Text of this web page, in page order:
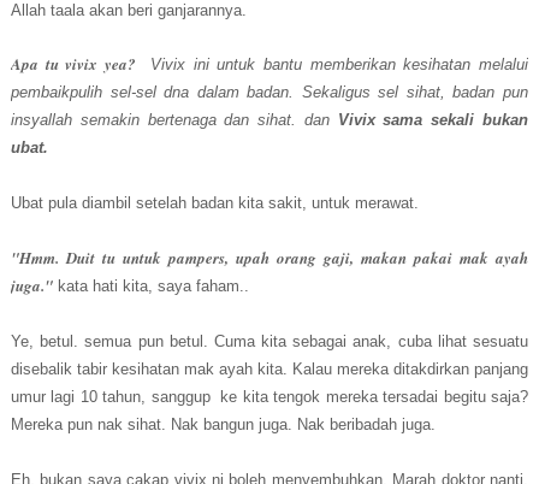
Allah taala akan beri ganjarannya.
Apa tu vivix yea?
Vivix ini untuk bantu memberikan kesihatan melalui
pembaikpulih sel-sel dna dalam badan. Sekaligus sel sihat, badan pun
insyallah semakin bertenaga dan sihat. dan Vivix sama sekali bukan
ubat.
Ubat pula diambil setelah badan kita sakit, untuk merawat.
"Hmm. Duit tu untuk pampers, upah orang gaji, makan pakai mak ayah
juga."kata hati kita, saya faham..
Ye, betul. semua pun betul. Cuma kita sebagai anak, cuba lihat sesuatu
disebalik tabir kesihatan mak ayah kita. Kalau mereka ditakdirkan panjang
umur lagi 10 tahun, sanggup ke kita tengok mereka tersadai begitu saja?
Mereka pun nak sihat. Nak bangun juga. Nak beribadah juga.
Eh, bukan saya cakap vivix ni boleh menyembuhkan. Marah doktor nanti.